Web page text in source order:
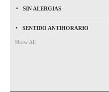
SIN ALERGIAS
SENTIDO ANTIHORARIO
Show All